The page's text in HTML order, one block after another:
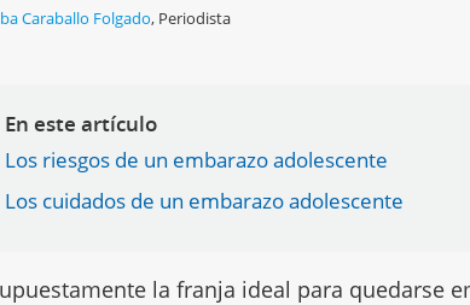
Caraballo Folgado, Periodista
En este artículo
Los riesgos de un embarazo adolescente
Los cuidados de un embarazo adolescente
la franja ideal para quedarse